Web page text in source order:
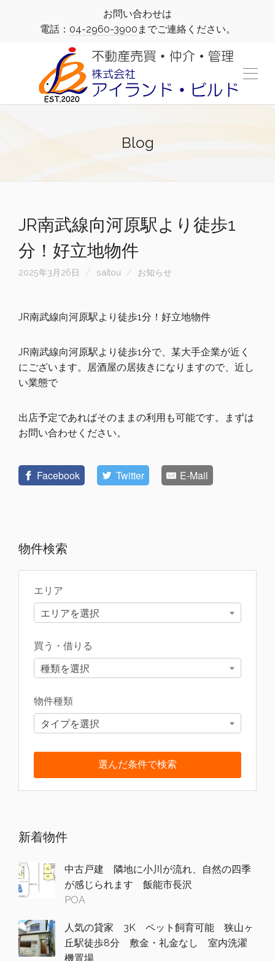
お問い合わせは
電話： 04-2960-3900 までご連絡ください。
Blog
JR南武線向河原駅より徒歩1
分！好立地物件
2025年3月26日 saitou お知らせ
JR南武線向河原駅より徒歩1分！好立地物件
JR南武線向河原駅より徒歩1分で、某大手企業が近く
にございます。居酒屋の居抜きになりますので、近し
い業態で
出店予定であればそのままの利用も可能です。まずは
お問い合わせください。
Facebook Twitter E-Mail
物件検索
エリア
エリアを選択
買う・借りる
種類を選択
物件種類
タイプを選択
新着物件
中古戸建 隣地に小川が流れ、自然の四季
が感じられます 飯能市長沢
POA
人気の貸家 3K ペット飼育可能 狭山ヶ
丘駅徒歩8分 敷金・礼金なし 室内洗濯
機置場